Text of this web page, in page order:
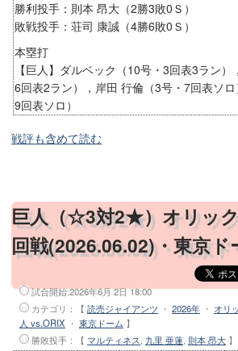
コザしんきんスタジアム
タピックスタジアム名護
ANA BALLPARK浦添
アトムホームスタジアム宜野湾
鹿児島県立鴨池野球場
宮崎市清武SOKKENスタジアム
熊本藤崎台県営野球場
長崎ビッグNスタジアム
佐賀みどりの森県営球場
タマホームスタジアム筑後
高知県立春野運動公園野球場
松山中央公園野球場
勝利投手：則本 昂大（2勝3敗0Ｓ）
敗戦投手：荘司 康誠（4勝6敗0Ｓ）
本塁打
【巨人】ダルベック（10号・3回表3ラン）
6回表2ラン），岸田 行倫（3号・7回表ソロ
9回表ソロ）
戦評も含めて読む
巨人（☆3対2★）オリッ
回戦(2026.06.02)・東京ド
試合開始:2026年6月 2日 18:00
カテゴリ：【 読売ジャイアンツ ・ 2026年 ・ オリ
人 vs.ORIX ・ 東京ドーム 】
勝敗投手 ：【 マルティネス 九里 亜蓮 則本 昂大 】